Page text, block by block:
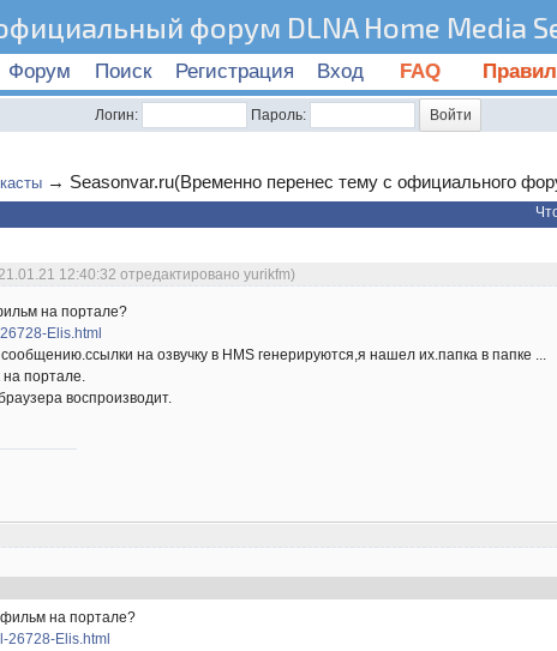
форум DLNA Home Media
Форум Поиск Регистрация Вход FAQ
Логин:
Пароль:
→ Seasonvar.ru(Временно перенес тему с официального
12:40:32 отредактировано yurikfm)
на портале?
Elis.html
на озвучку в HMS генерируются,я нашел их.папка в папке ...
на портале.
воспроизводит.
на портале?
26728-Elis.html